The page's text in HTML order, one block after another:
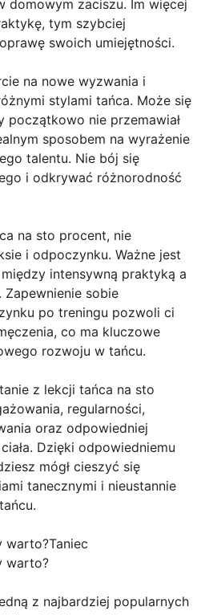
domowym zaciszu. Im więcej
tym szybciej
swoich umiejętności.
na nowe wyzwania i
stylami tańca. Może się
początkowo nie przemawiał
sposobem na wyrażenie
talentu. Nie bój się
i odkrywać różnorodność
na sto procent, nie
i odpoczynku. Ważne jest
intensywną praktyką a
Zapewnienie sobie
po treningu pozwoli ci
co ma kluczowe
rozwoju w tańcu.
z lekcji tańca na sto
regularności,
oraz odpowiedniej
Dzięki odpowiedniemu
mógł cieszyć się
tanecznymi i nieustannie
warto?Taniec
warto?
z najbardziej popularnych